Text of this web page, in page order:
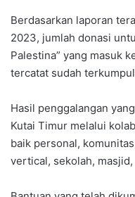
Berdasarkan laporan
2023, jumlah donasi
Palestina” yang masuk
tercatat sudah
Hasil penggalangan
Kutai Timur melalui
baik personal,
vertical, sekolah,